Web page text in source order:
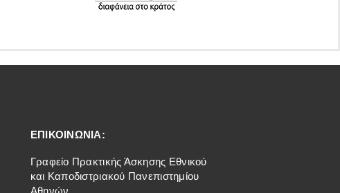
ΕΠΙΚΟΙΝΩΝΙΑ:
Γραφείο Πρακτικής Άσκησης Εθνικού
και Καποδιστριακού Πανεπιστημίου
Αθηνών